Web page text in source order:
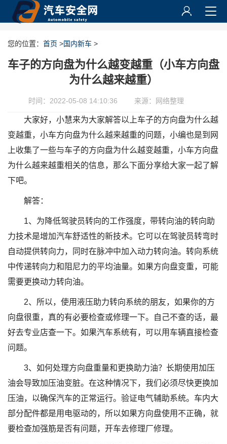
您的位置： 首页 >国内新车 >
车子的方向盘为什么越变越重（小车方向盘
为什么越来越重）
时间：2022-05-08 14:10:36 来源：网络整理
大家好，小慧来为大家解答以上车子的方向盘为什么越
变越重，小车方向盘为什么越来越重的问题，小编也是到网
上收集了一些与车子的方向盘为什么越变越重，小车方向盘
为什么越来越重相关的信息，那么下面分享给大家一起了解
下吧。
解答：
1、为降低驾驶员转向的工作强度，带转向油的转向助
力技术是增加汽车舒适性的新技术。它可以在驾驶员转弯时
自动提供转向力，同时在脉冲中加入动力转向油。转向系统
中传递转向力和阻尼力的平均油量。如果方向盘变重，可能
需要更换动力转向油。
2、所以，使用液压助力转向系统的朋友，如果你的方
向盘很重，真的有必要检查或修理一下。自己不查的话，最
好去专业店查一下。如果汽车系统有，可以用车辆直接检查
问题。
3、如何处理方向盘重量和更换助力油？长期使用加压
油会导致加压油变脏。在这种情况下，我们必须尽快更换加
压油，以确保汽车的正常运行。验证电气辅助系统。车内大
部分配件都是用电驱动的，所以如果方向盘使用不正确，就
要检查加强筋是否有问题，开车去修理厂修理。